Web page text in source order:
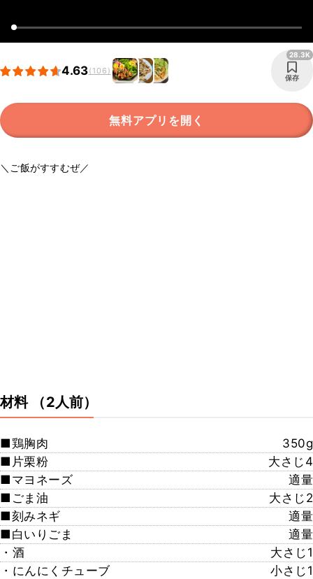
4.63(106)
保存
28.3K
無料アプリを開く
＼ご飯がすすむぜ／
材料 （2人前）
■鶏胸肉
350g
■片栗粉
大さじ4
■マヨネーズ
適量
■ごま油
大さじ2
■刻みネギ
適量
■白いりごま
適量
・酒
大さじ1
・にんにくチューブ
小さじ1